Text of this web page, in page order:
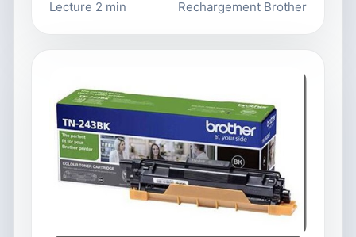
Lecture 2 min Rechargement Brother